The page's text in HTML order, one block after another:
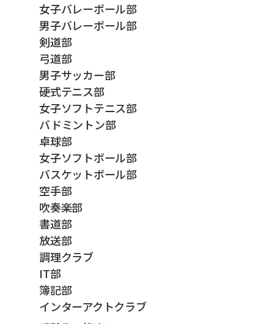
女子バレーボール部
男子バレーボール部
剣道部
弓道部
男子サッカー部
硬式テニス部
女子ソフトテニス部
バドミントン部
卓球部
女子ソフトボール部
バスケットボール部
空手部
吹奏楽部
書道部
放送部
調理クラブ
IT部
簿記部
インターアクトクラブ